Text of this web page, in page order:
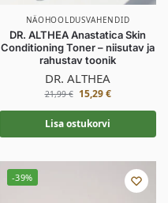
NÄOHOOLDUSVAHENDID
DR. ALTHEA Anastatica Skin
Conditioning Toner – niisutav ja
rahustav toonik
DR. ALTHEA
21,99€ 15,29€
Lisa ostukorvi
-39%